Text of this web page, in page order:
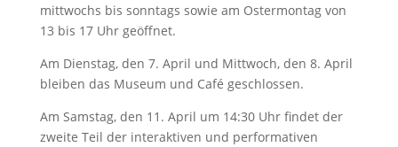
mittwochs bis sonntags sowie am Ostermontag von
13 bis 17 Uhr geöffnet.
Am Dienstag, den 7. April und Mittwoch, den 8. April
bleiben das Museum und Café geschlossen.
Am Samstag, den 11. April um 14:30 Uhr findet der
zweite Teil der interaktiven und performativen